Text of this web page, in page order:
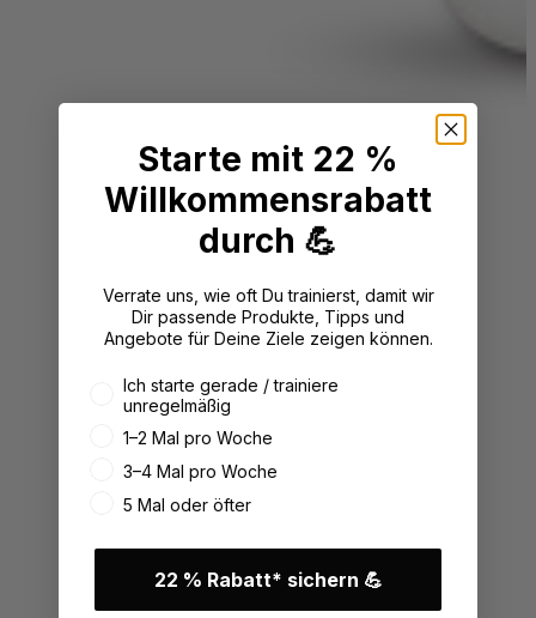
Starte mit 22 %
Willkommensrabatt
durch 💪
Verrate uns, wie oft Du trainierst, damit wir
Dir passende Produkte, Tipps und
Angebote für Deine Ziele zeigen können.
Wie oft trainierst du aktuell?
Ich starte gerade / trainiere
unregelmäßig
1–2 Mal pro Woche
3–4 Mal pro Woche
5 Mal oder öfter
22 % Rabatt* sichern 💪